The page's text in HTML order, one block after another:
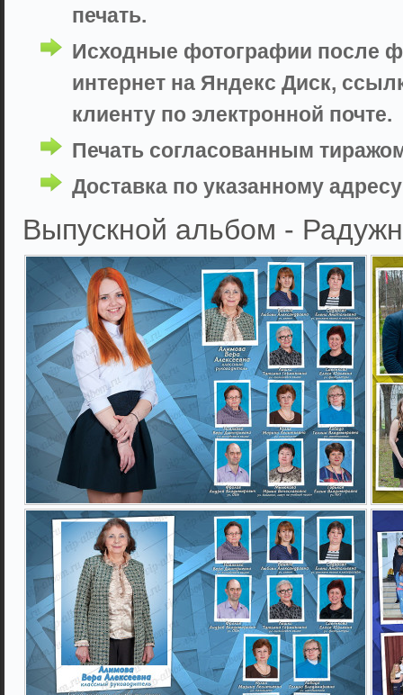
печать.
Исходные фотографии после
интернет на Яндекс Диск,
клиенту по электронной почте.
Печать согласованным
Доставка по указанному
Выпускной альбом -